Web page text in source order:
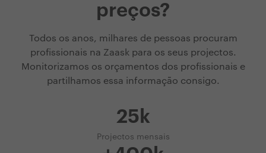
preços?
Todos os anos, milhares de pessoas procuram
profissionais na Zaask para os seus projectos.
Monitorizamos os orçamentos dos profissionais e
partilhamos essa informação consigo.
25k
Projectos mensais